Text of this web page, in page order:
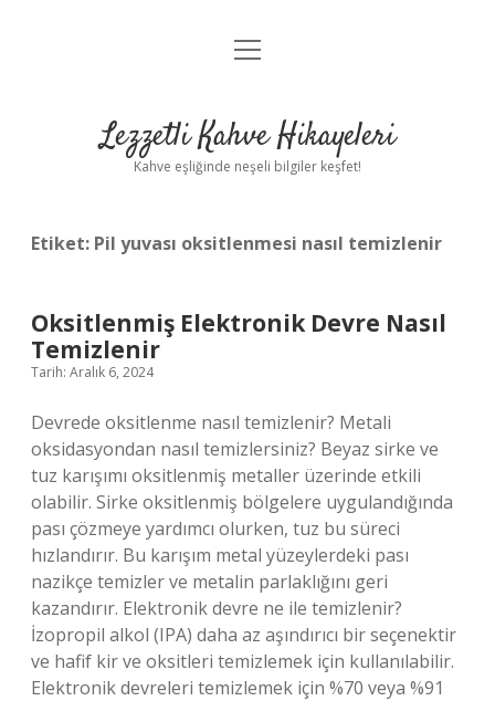
Anasayfa
Yasal Uyarı
menüyü
Lezzetli Kahve Hikayeleri
Kahve eşliğinde neşeli bilgiler keşfet!
Etiket: Pil yuvası oksitlenmesi nasıl temizlenir
Oksitlenmiş Elektronik Devre Nasıl
Temizlenir
Tarih: Aralık 6, 2024
Devrede oksitlenme nasıl temizlenir? Metali
oksidasyondan nasıl temizlersiniz? Beyaz sirke ve
tuz karışımı oksitlenmiş metaller üzerinde etkili
olabilir. Sirke oksitlenmiş bölgelere uygulandığında
pası çözmeye yardımcı olurken, tuz bu süreci
hızlandırır. Bu karışım metal yüzeylerdeki pası
nazikçe temizler ve metalin parlaklığını geri
kazandırır. Elektronik devre ne ile temizlenir?
İzopropil alkol (IPA) daha az aşındırıcı bir seçenektir
ve hafif kir ve oksitleri temizlemek için kullanılabilir.
Elektronik devreleri temizlemek için %70 veya %91